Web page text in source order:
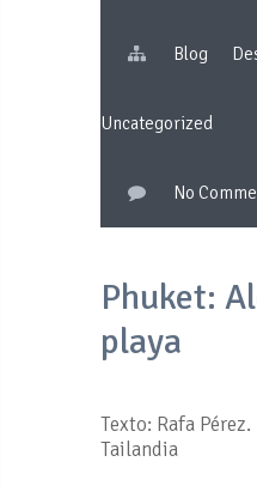
Blog
Uncategorized
No
Phuket:
playa
Texto: Rafa
Tailandia